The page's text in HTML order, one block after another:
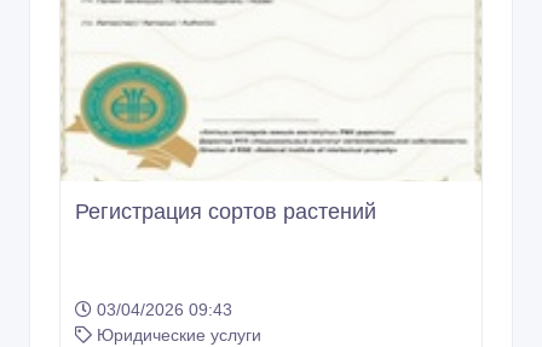
Регистрация сортов растений
03/04/2026 09:43
Юридические услуги